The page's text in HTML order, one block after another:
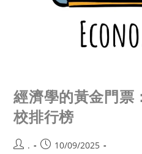
經濟學的黃金門票
校排行榜
.
10/09/2025